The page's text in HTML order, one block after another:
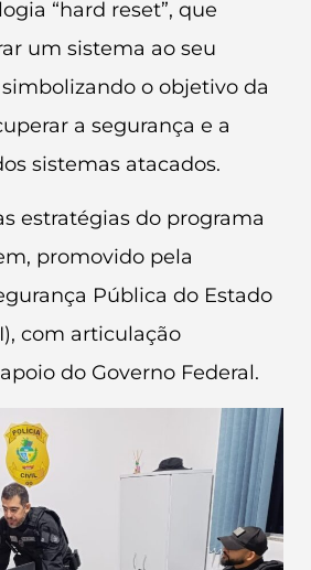
“hard reset”, que
um sistema ao seu
o objetivo da
a segurança e a
sistemas atacados.
estratégias do programa
promovido pela
Pública do Estado
com articulação
do Governo Federal.